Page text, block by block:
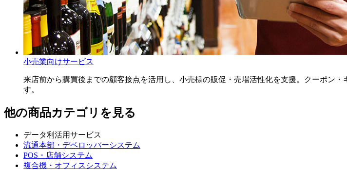
小売業向けサービス
来店前から購買後までの顧客接点を活用し、小売様の販促・売場活性化を支援。クーポン
す。
他の商品カテゴリを見る
データ利活用サービス
流通本部・デベロッパーシステム
POS・店舗システム
複合機・オフィスシステム